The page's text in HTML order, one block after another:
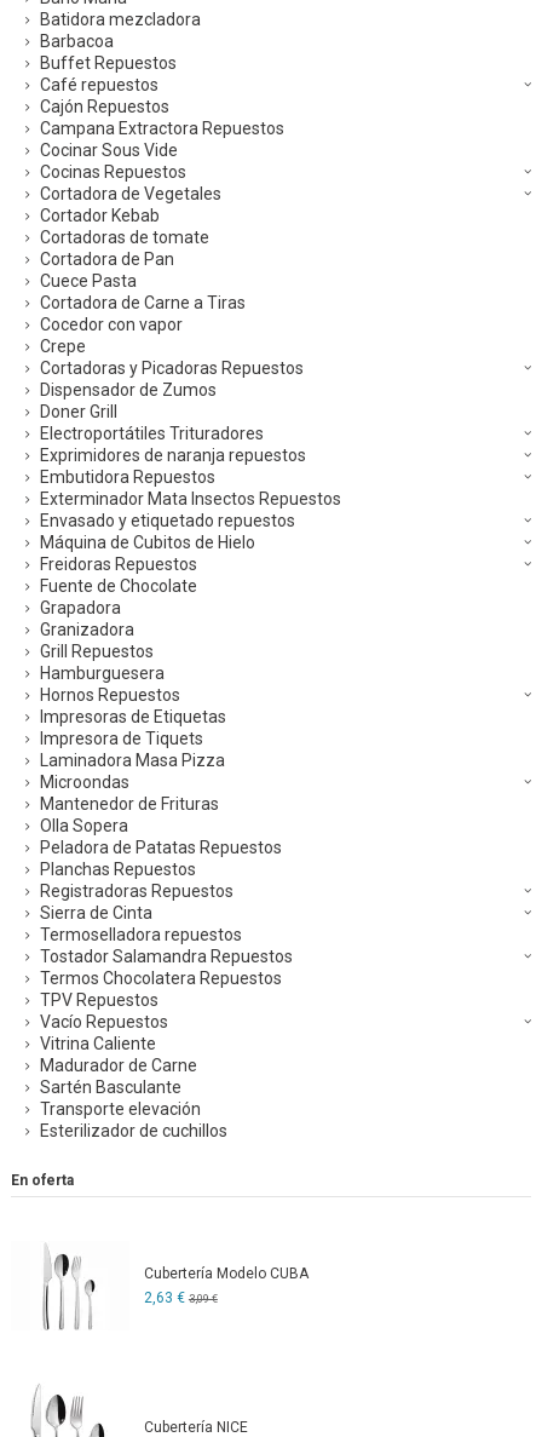
Batidora mezcladora
Barbacoa
Buffet Repuestos
Café repuestos
Cajón Repuestos
Campana Extractora Repuestos
Cocinar Sous Vide
Cocinas Repuestos
Cortadora de Vegetales
Cortador Kebab
Cortadoras de tomate
Cortadora de Pan
Cuece Pasta
Cortadora de Carne a Tiras
Cocedor con vapor
Crepe
Cortadoras y Picadoras Repuestos
Dispensador de Zumos
Doner Grill
Electroportátiles Trituradores
Exprimidores de naranja repuestos
Embutidora Repuestos
Exterminador Mata Insectos Repuestos
Envasado y etiquetado repuestos
Máquina de Cubitos de Hielo
Freidoras Repuestos
Fuente de Chocolate
Grapadora
Granizadora
Grill Repuestos
Hamburguesera
Hornos Repuestos
Impresoras de Etiquetas
Impresora de Tiquets
Laminadora Masa Pizza
Microondas
Mantenedor de Frituras
Olla Sopera
Peladora de Patatas Repuestos
Planchas Repuestos
Registradoras Repuestos
Sierra de Cinta
Termoselladora repuestos
Tostador Salamandra Repuestos
Termos Chocolatera Repuestos
TPV Repuestos
Vacío Repuestos
Vitrina Caliente
Madurador de Carne
Sartén Basculante
Transporte elevación
Esterilizador de cuchillos
En oferta
Cubertería Modelo CUBA
2,63 € 3,09 €
Cubertería NICE